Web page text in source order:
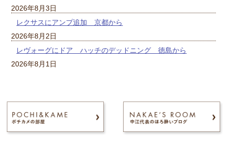
2026年8月3日
レクサスにアンプ追加 京都から
2026年8月2日
レヴォーグにドア ハッチのデッドニング 徳島から
2026年8月1日